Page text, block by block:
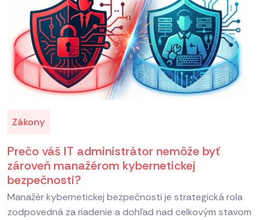
Zákony
Prečo váš IT administrátor nemôže byť
zároveň manažérom kybernetickej
bezpečnosti?
Manažér kybernetickej bezpečnosti je strategická rola
zodpovedná za riadenie a dohľad nad celkovým stavom